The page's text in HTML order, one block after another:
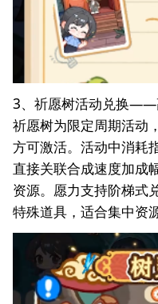
3、祈愿树活动兑换——
祈愿树为限定周期活动
方可激活。活动中消耗
直接关联合成速度加成
资源。愿力支持阶梯式
特殊道具，适合集中资